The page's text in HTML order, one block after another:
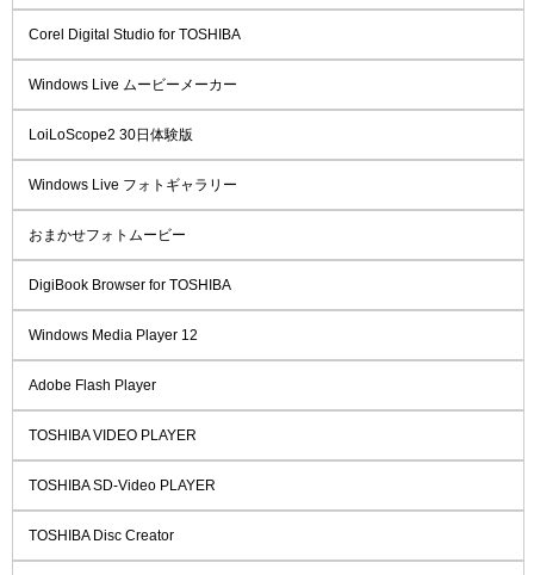
Corel Digital Studio for TOSHIBA
Windows Live ムービーメーカー
LoiLoScope2 30日体験版
Windows Live フォトギャラリー
おまかせフォトムービー
DigiBook Browser for TOSHIBA
Windows Media Player 12
Adobe Flash Player
TOSHIBA VIDEO PLAYER
TOSHIBA SD-Video PLAYER
TOSHIBA Disc Creator